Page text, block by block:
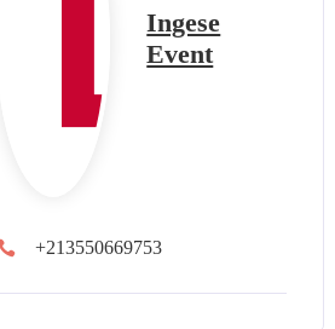
Ingese
Event
+213550669753